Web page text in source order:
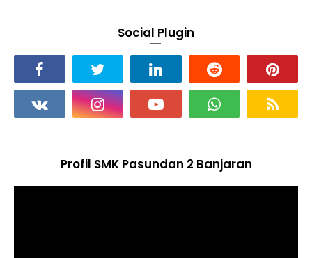
Social Plugin
Profil SMK Pasundan 2 Banjaran